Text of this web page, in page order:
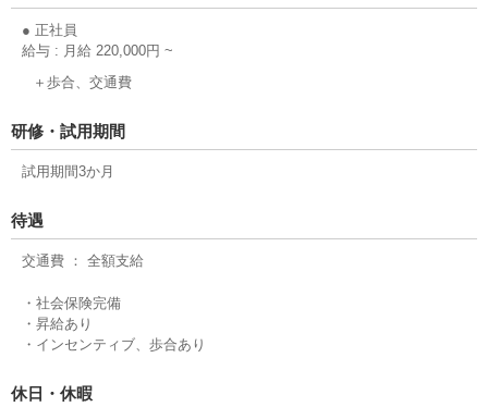
● 正社員
給与 : 月給 220,000円 ~
＋歩合、交通費
研修・試用期間
試用期間3か月
待遇
交通費 ： 全額支給
・社会保険完備
・昇給あり
・インセンティブ、歩合あり
休日・休暇